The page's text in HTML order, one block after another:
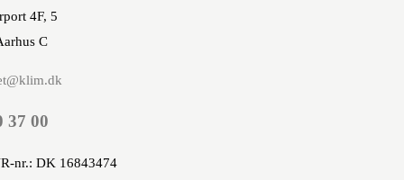
4F, 5
C
37 00
nr.: DK 16843474